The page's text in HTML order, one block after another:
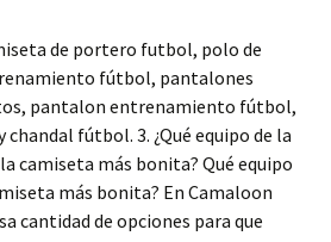
de portero futbol, polo de
fútbol, pantalones
pantalon entrenamiento fútbol,
chandal fútbol. 3. ¿Qué equipo de la
camiseta más bonita? Qué equipo
más bonita? En Camaloon
cantidad de opciones para que